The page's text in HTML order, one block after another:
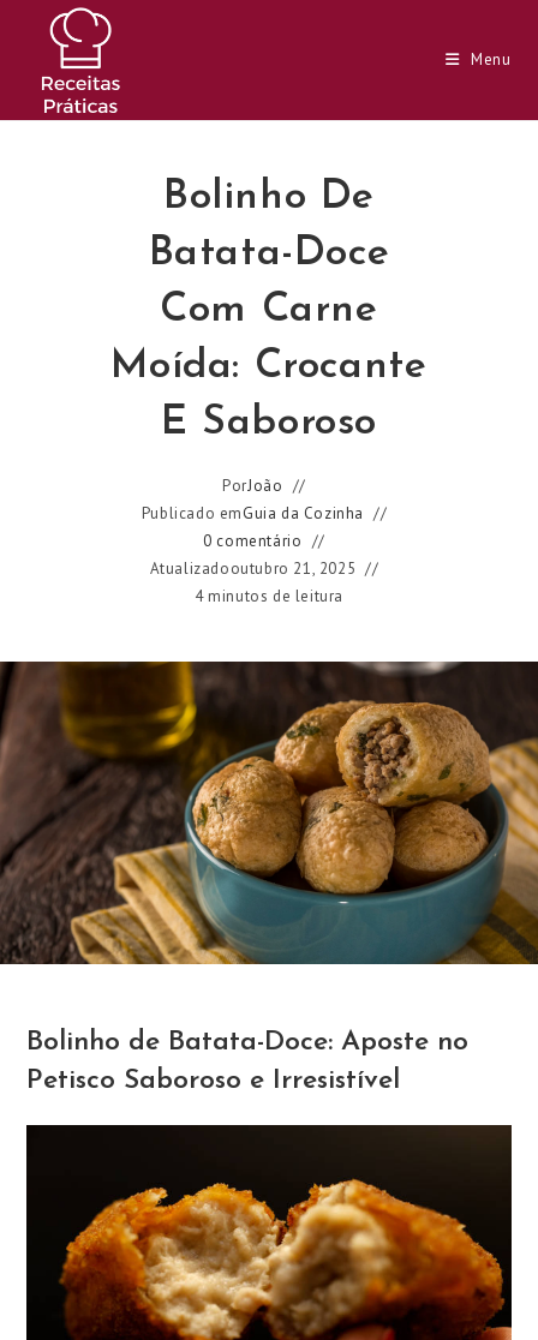
conteúdo
Menu
Bolinho De
Batata-Doce
Com Carne
Moída: Crocante
E Saboroso
PorJoão
Publicado emGuia da Cozinha
0 comentário
Atualizadooutubro 21, 2025
4 minutos de leitura
Bolinho de Batata-Doce: Aposte no
Petisco Saboroso e Irresistível